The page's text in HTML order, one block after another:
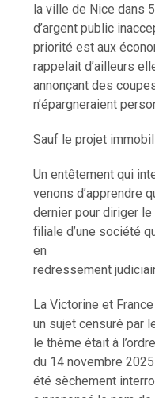
la ville de Nice dans
d’argent public
priorité est aux
rappelait d’ailleurs
annonçant des
n’épargneraient
Sauf le projet
Un entêtement qui
venons d’apprendre
dernier pour diriger
filiale d’une société
en
redressement
La Victorine et
un sujet censuré par
le thème était à
du 14 novembre
été sèchement